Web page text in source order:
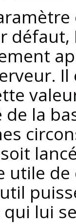
défaut,
la
soit
utile de
lui